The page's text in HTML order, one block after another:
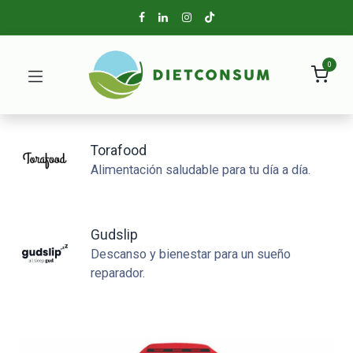
0
Torafood
Alimentación saludable para tu día a día.
Gudslip
Descanso y bienestar para un sueño
reparador.